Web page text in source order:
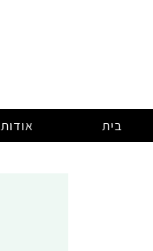
בית אודות